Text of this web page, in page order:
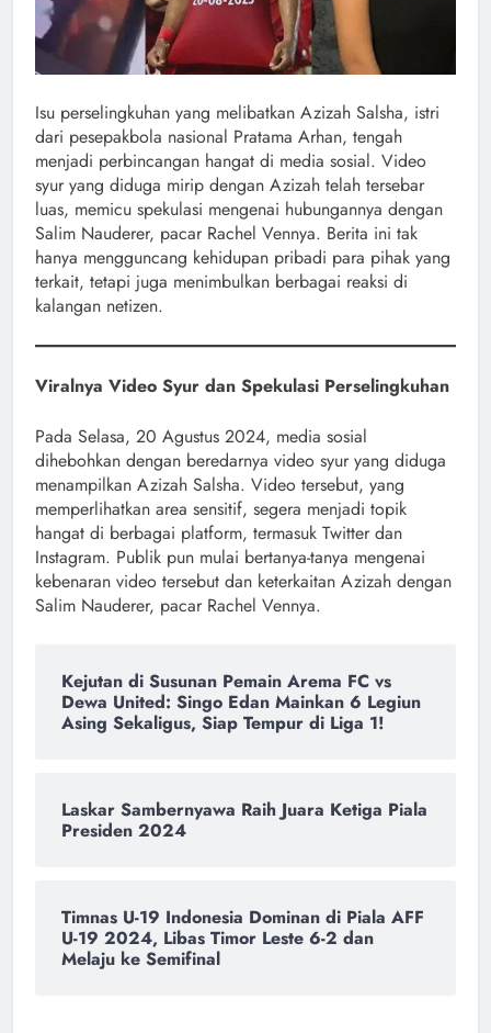
Isu perselingkuhan yang melibatkan Azizah Salsha, istri
dari pesepakbola nasional Pratama Arhan, tengah
menjadi perbincangan hangat di media sosial. Video
syur yang diduga mirip dengan Azizah telah tersebar
luas, memicu spekulasi mengenai hubungannya dengan
Salim Nauderer, pacar Rachel Vennya. Berita ini tak
hanya mengguncang kehidupan pribadi para pihak yang
terkait, tetapi juga menimbulkan berbagai reaksi di
kalangan netizen.
Viralnya Video Syur dan Spekulasi Perselingkuhan
Pada Selasa, 20 Agustus 2024, media sosial
dihebohkan dengan beredarnya video syur yang diduga
menampilkan Azizah Salsha. Video tersebut, yang
memperlihatkan area sensitif, segera menjadi topik
hangat di berbagai platform, termasuk Twitter dan
Instagram. Publik pun mulai bertanya-tanya mengenai
kebenaran video tersebut dan keterkaitan Azizah dengan
Salim Nauderer, pacar Rachel Vennya.
Kejutan di Susunan Pemain Arema FC vs
Dewa United: Singo Edan Mainkan 6 Legiun
Asing Sekaligus, Siap Tempur di Liga 1!
Laskar Sambernyawa Raih Juara Ketiga Piala
Presiden 2024
Timnas U-19 Indonesia Dominan di Piala AFF
U-19 2024, Libas Timor Leste 6-2 dan
Melaju ke Semifinal